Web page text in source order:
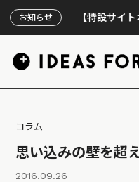
お知らせ
【特設サイトオープン
コラム
思い込みの壁を超
2016.09.26